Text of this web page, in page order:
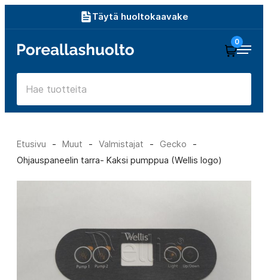
sisältöön
Täytä huoltokaavake
Poreallashuolto
0
Etusivu - Muut - Valmistajat - Gecko
-
Ohjauspaneelin tarra- Kaksi pumppua (Wellis logo)